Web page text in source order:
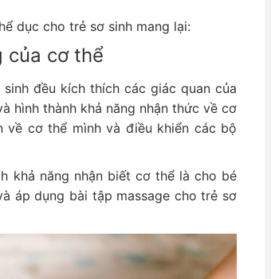
dục cho trẻ sơ sinh mang lại:
của cơ thể
đều kích thích các giác quan của
hình thành khả năng nhận thức về cơ
về cơ thể mình và điều khiển các bộ
khả năng nhận biết cơ thể là cho bé
áp dụng bài tập massage cho trẻ sơ